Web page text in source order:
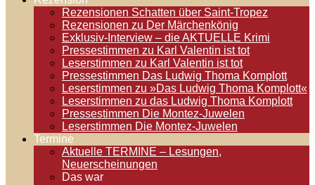
Rezensionen Schatten über Saint-Tropez
Rezensionen zu Der Märchenkönig
Exklusiv-Interview – die AKTUELLE Krimi
Pressestimmen zu Karl Valentin ist tot
Leserstimmen zu Karl Valentin ist tot
Pressestimmen Das Ludwig Thoma Komplott
Leserstimmen zu »Das Ludwig Thoma Komplott«
Leserstimmen zu das Ludwig Thoma Komplott
Pressestimmen Die Montez-Juwelen
Leserstimmen Die Montez-Juwelen
Termine
Aktuelle TERMINE – Lesungen,
Neuerscheinungen
Das war